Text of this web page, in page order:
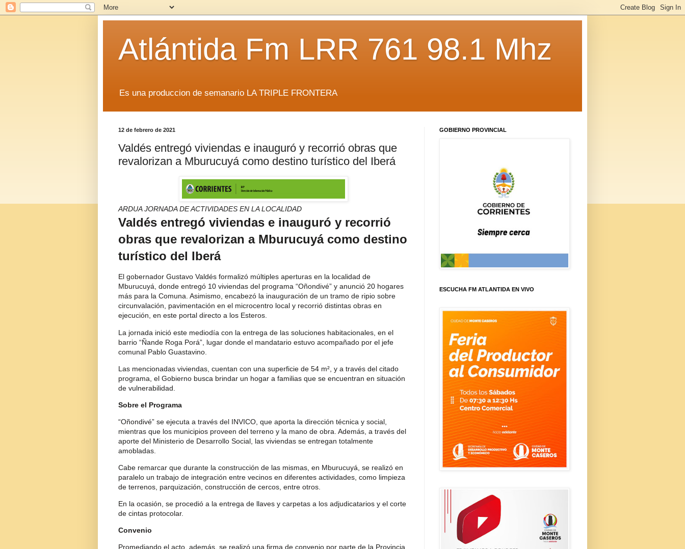
Atlántida Fm LRR 761 98.1 Mhz
Es una produccion de semanario LA TRIPLE FRONTERA
12 de febrero de 2021
Valdés entregó viviendas e inauguró y recorrió obras que
revalorizan a Mburucuyá como destino turístico del Iberá
ARDUA JORNADA DE ACTIVIDADES EN LA LOCALIDAD
Valdés entregó viviendas e inauguró y recorrió
obras que revalorizan a Mburucuyá como destino
turístico del Iberá
El gobernador Gustavo Valdés formalizó múltiples aperturas en la localidad de
Mburucuyá, donde entregó 10 viviendas del programa “Oñondivé” y anunció 20 hogares
más para la Comuna. Asimismo, encabezó la inauguración de un tramo de ripio sobre
circunvalación, pavimentación en el microcentro local y recorrió distintas obras en
ejecución, en este portal directo a los Esteros.
La jornada inició este mediodía con la entrega de las soluciones habitacionales, en el
barrio “Ñande Roga Porá”, lugar donde el mandatario estuvo acompañado por el jefe
comunal Pablo Guastavino.
Las mencionadas viviendas, cuentan con una superficie de 54 m², y a través del citado
programa, el Gobierno busca brindar un hogar a familias que se encuentran en situación
de vulnerabilidad.
Sobre el Programa
“Oñondivé” se ejecuta a través del INVICO, que aporta la dirección técnica y social,
mientras que los municipios proveen del terreno y la mano de obra. Además, a través del
aporte del Ministerio de Desarrollo Social, las viviendas se entregan totalmente
amobladas.
Cabe remarcar que durante la construcción de las mismas, en Mburucuyá, se realizó en
paralelo un trabajo de integración entre vecinos en diferentes actividades, como limpieza
de terrenos, parquización, construcción de cercos, entre otros.
En la ocasión, se procedió a la entrega de llaves y carpetas a los adjudicatarios y el corte
de cintas protocolar.
Convenio
Promediando el acto, además, se realizó una firma de convenio por parte de la Provincia
GOBIERNO PROVINCIAL
ESCUCHA FM ATLANTIDA EN VIVO